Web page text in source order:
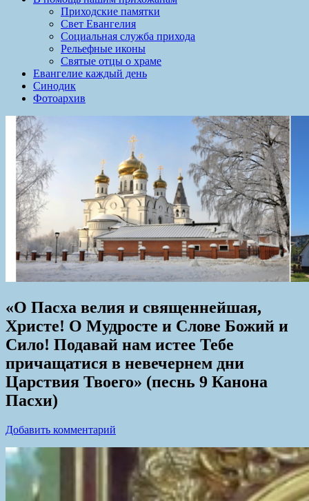
Приходские памятки
Свет Евангелия
Социальная служба прихода
Рельефные иконы
Святые отцы о храме
Евангелие каждый день
Синодик
Фотоархив
«О Пасха велия и священнейшая,
Христе! О Мудросте и Слове Божий и
Сило! Подавай нам истее Тебе
причащатися в невечернем дни
Царствия Твоего» (песнь 9 Канона
Пасхи)
Добавить комментарий